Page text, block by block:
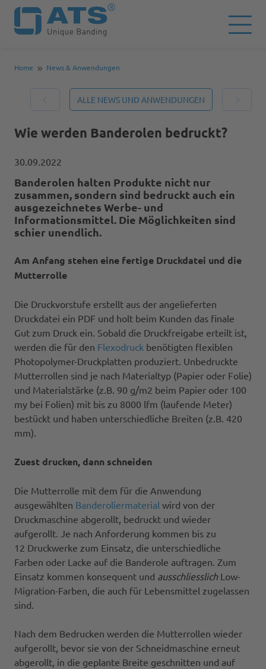
Home News & Anwendungen
ALLE NEWS UND ANWENDUNGEN
Wie werden Banderolen bedruckt?
30.09.2022
Banderolen halten Produkte nicht nur
zusammen, sondern sind bedruckt auch ein
ausgezeichnetes Werbe- und
Informationsmittel. Die Möglichkeiten sind
schier unendlich.
Am Anfang stehen eine fertige Druckdatei und die
Mutterrolle
Die Druckvorstufe erstellt aus der angelieferten
Druckdatei ein PDF und holt beim Kunden das finale
Gut zum Druck ein. Sobald die Druckfreigabe erteilt ist,
werden die für den Flexodruck benötigten flexiblen
Photopolymer-Druckplatten produziert. Unbedruckte
Mutterrollen sind je nach Materialtyp (Papier oder Folie)
und Materialstärke (z.B. 90 g/m2 beim Papier oder 100
my bei Folien) mit bis zu 8000 lfm (laufende Meter)
bestückt und haben unterschiedliche Breiten (z.B. 420
mm).
Zuest drucken, dann schneiden
Die Mutterrolle mit dem für die Anwendung
ausgewählten Banderoliermaterial wird von der
Druckmaschine abgerollt, bedruckt und wieder
aufgerollt. Je nach Anforderung kommen bis zu
12 Druckwerke zum Einsatz, die unterschiedliche
Farben oder Lacke auf die Banderole auftragen. Zum
Einsatz kommen konsequent und ausschliesslichLow-
Migration-Farben, die auch für Lebensmittel zugelassen
sind.
Nach dem Bedrucken werden die Mutterrollen wieder
aufgerollt, bevor sie von der Schneidmaschine erneut
abgerollt, in die geplante Breite geschnitten und auf